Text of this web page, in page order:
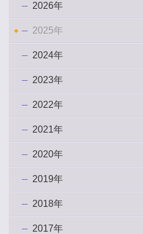
2026年
2025年
2024年
2023年
2022年
2021年
2020年
2019年
2018年
2017年